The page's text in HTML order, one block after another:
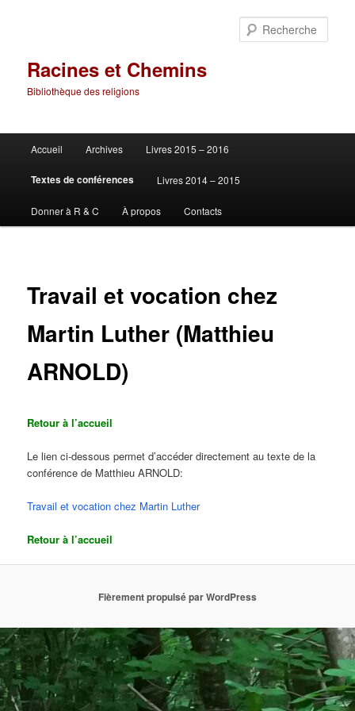
Racines et Chemins
Bibliothèque des religions
principal
Accueil Archives Livres 2015 – 2016
Textes de conférences Livres 2014 – 2015
Donner à R & C À propos Contacts
Travail et vocation chez
Martin Luther (Matthieu
ARNOLD)
Retour à l’accueil
Le lien ci-dessous permet d’accéder directement au texte de la
conférence de Matthieu ARNOLD:
Travail et vocation chez Martin Luther
Retour à l’accueil
Fièrement propulsé par WordPress